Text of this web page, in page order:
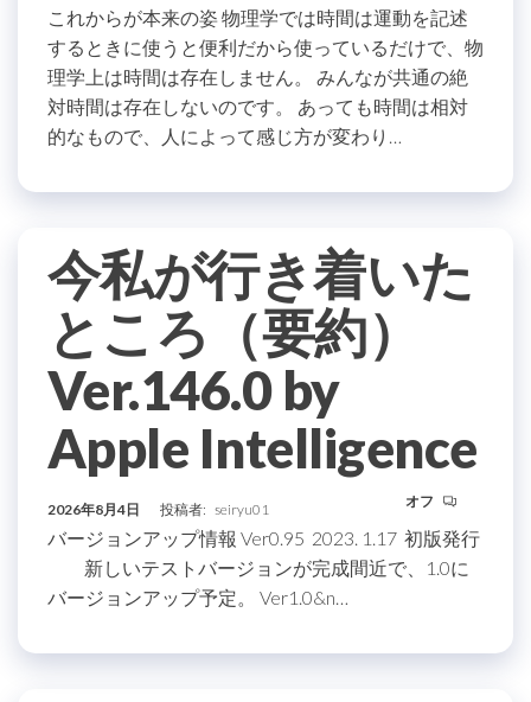
これからが本来の姿 物理学では時間は運動を記述
するときに使うと便利だから使っているだけで、物
理学上は時間は存在しません。 みんなが共通の絶
対時間は存在しないのです。 あっても時間は相対
的なもので、人によって感じ方が変わり…
今私が行き着いた
ところ（要約）
Ver.146.0 by
Apple Intelligence
2026年8月4日 投稿者: seiryu01 オフ
バージョンアップ情報 Ver0.95 2023. 1.17 初版発行
新しいテストバージョンが完成間近で、1.0に
バージョンアップ予定。 Ver1.0&n…